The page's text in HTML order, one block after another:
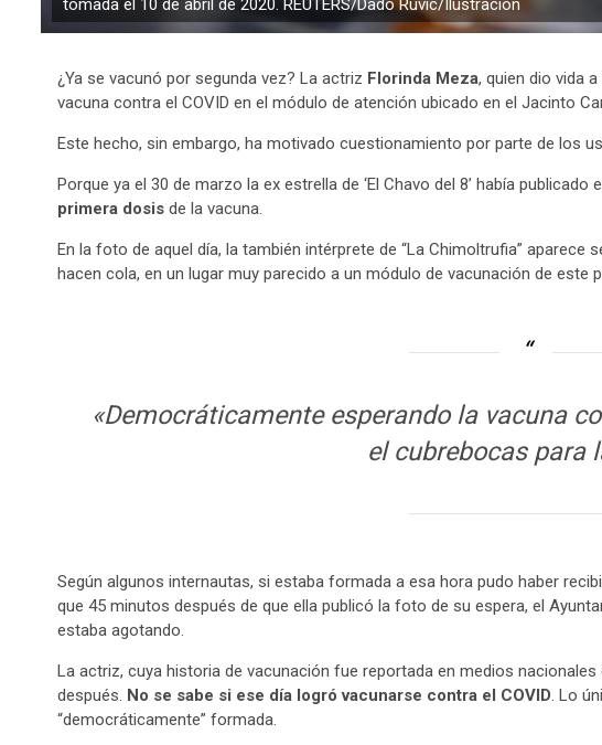
tomada el 10 de abril de 2020. REUTERS/Dado Ruvic/Ilustración
¿Ya se vacunó por segunda vez? La actriz Florinda Meza, quien dio vida
vacuna contra el COVID en el módulo de atención ubicado en el Jacinto
Este hecho, sin embargo, ha motivado cuestionamiento por parte de los
Porque ya el 30 de marzo la ex estrella de ‘El Chavo del 8’ había publicado
primera dosis de la vacuna.
En la foto de aquel día, la también intérprete de “La Chimoltrufia” aparece
hacen cola, en un lugar muy parecido a un módulo de vacunación de este
«Democráticamente esperando la vacuna
el cubrebocas para
Según algunos internautas, si estaba formada a esa hora pudo haber
que 45 minutos después de que ella publicó la foto de su espera, el
estaba agotando.
La actriz, cuya historia de vacunación fue reportada en medios
después. No se sabe si ese día logró vacunarse contra el COVID. Lo
“democráticamente” formada.